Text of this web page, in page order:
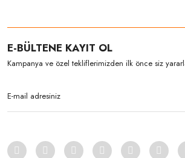
E-BÜLTENE KAYIT OL
Kampanya ve özel tekliflerimizden ilk önce siz